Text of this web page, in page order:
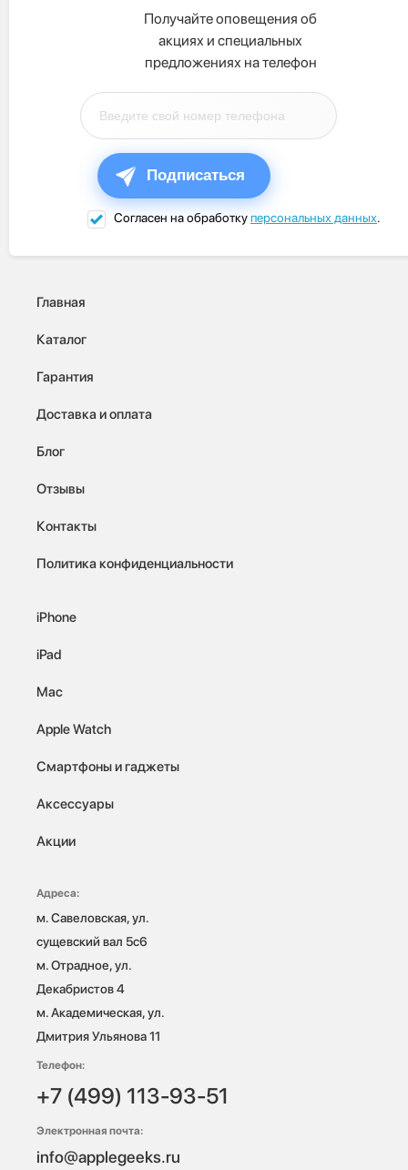
Получайте оповещения об
акциях и специальных
предложениях на телефон
Подписаться
Согласен на обработкуперсональных данных.
Главная
Каталог
Гарантия
Доставка и оплата
Блог
Отзывы
Контакты
Политика конфиденциальности
iPhone
iPad
Mac
Apple Watch
Смартфоны и гаджеты
Аксессуары
Акции
Адреса:
м. Савеловская, ул.
сущевский вал 5с6
м. Отрадное, ул.
Декабристов 4
м. Академическая, ул.
Дмитрия Ульянова 11
Телефон:
+7 (499) 113-93-51
Электронная почта:
info@applegeeks.ru